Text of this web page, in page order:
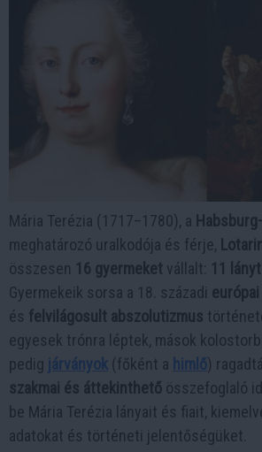
Mária Terézia (1717–1780), a
meghatározó uralkodója és férje,
összesen 16 gyermeket vállalt: 11
Gyermekeik sorsa a 18. századi
és felvilágosult abszolutizmus
egyesek trónra léptek, mások
pedig járványok (főként a himlő)
szakmai és áttekinthető összefoglaló
be Mária Terézia lányait és fiait,
adatokat és történeti jelentőségüket.